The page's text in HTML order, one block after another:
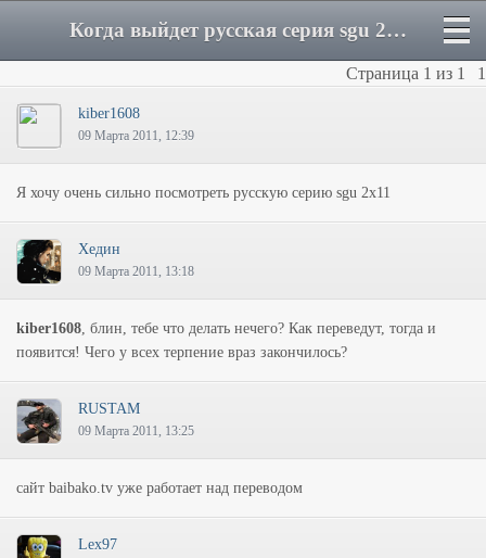
Когда выйдет русская серия sgu 2x11 - Форум
Страница 1 из 1 1
kiber1608
09 Марта 2011, 12:39
Я хочу очень сильно посмотреть русскую серию sgu 2x11
Хедин
09 Марта 2011, 13:18
kiber1608, блин, тебе что делать нечего? Как переведут, тогда и
появится! Чего у всех терпение враз закончилось?
RUSTAM
09 Марта 2011, 13:25
сайт baibako.tv уже работает над переводом
Lex97